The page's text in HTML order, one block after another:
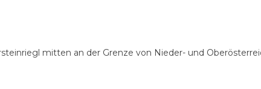
mitten an der Grenze von Nieder- und